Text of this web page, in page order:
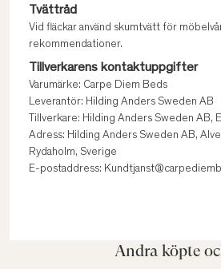
Tvättråd
Vid fläckar använd skumtvätt för
rekommendationer.
Tillverkarens kontaktuppgifter
Varumärke: Carpe Diem Beds
Leverantör: Hilding Anders Sweden AB
Tillverkare: Hilding Anders Sweden AB,
Adress: Hilding Anders Sweden AB,
Rydaholm, Sverige
E-postaddress:
Andra köpte